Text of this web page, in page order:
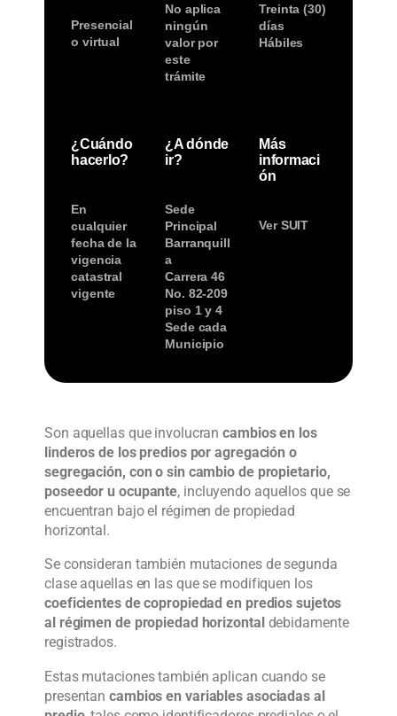
Presencial
o virtual
No aplica
ningún
valor por
este
trámite
Treinta (30)
días
Hábiles
¿Cuándo
hacerlo?
En
cualquier
fecha de la
vigencia
catastral
vigente
¿A dónde
ir?
Sede
Principal
Barranquill
a
Carrera 46
No. 82-209
piso 1 y 4
Sede cada
Municipio
Más
informaci
ón
Ver SUIT
Son aquellas que involucrancambios en los
linderos de los predios por agregación o
segregación, con o sin cambio de propietario,
poseedor u ocupante, incluyendo aquellos que se
encuentran bajo el régimen de propiedad
horizontal.
Se consideran también mutaciones de segunda
clase aquellas en las que se modifiquen los
coeficientes de copropiedad en predios sujetos
al régimen de propiedad horizontal debidamente
registrados.
Estas mutaciones también aplican cuando se
presentancambios en variables asociadas al